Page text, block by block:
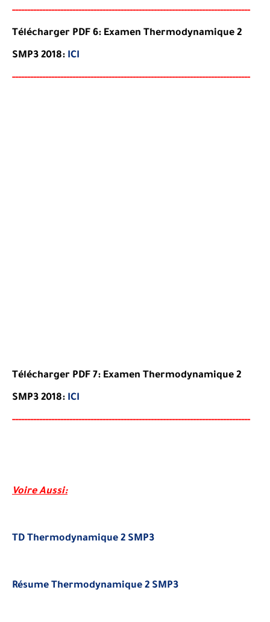
-------------------------------------------------------------------------------
Télécharger PDF 6: Examen Thermodynamique 2
SMP3 2018: ICI
-------------------------------------------------------------------------------
Télécharger PDF 7: Examen Thermodynamique 2
SMP3 2018: ICI
-------------------------------------------------------------------------------
Voire Aussi:
TD Thermodynamique 2 SMP3
Résume Thermodynamique 2 SMP3